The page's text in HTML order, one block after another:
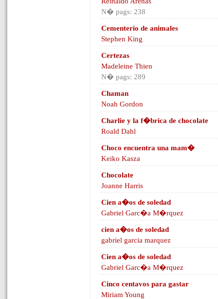
N� pags: 238
Cementerio de animales
Stephen King
Certezas
Madeleine Thien
N� pags: 289
Chaman
Noah Gordon
Charlie y la f�brica de chocolate
Roald Dahl
Choco encuentra una mam�
Keiko Kasza
Chocolate
Joanne Harris
Cien a�os de soledad
Gabriel Garc�a M�rquez
cien a�os de soledad
gabriel garcia marquez
Cien a�os de soledad
Gabriel Garc�a M�rquez
Cinco centavos para gastar
Miriam Young